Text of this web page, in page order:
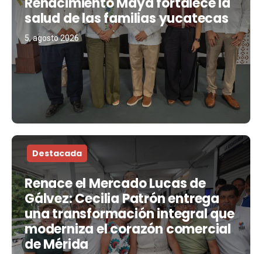
salud de las familias yucatecas
5, agosto 2026
Destacada
Renace el Mercado Lucas de
Gálvez: Cecilia Patrón entrega
una transformación integral que
moderniza el corazón comercial
de Mérida